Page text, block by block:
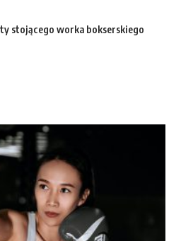
stojącego worka bokserskiego